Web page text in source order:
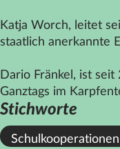
Katja Worch, leitet
staatlich anerkannte
Dario Fränkel, ist
Ganztags im
Stichworte
Schulkooperationen